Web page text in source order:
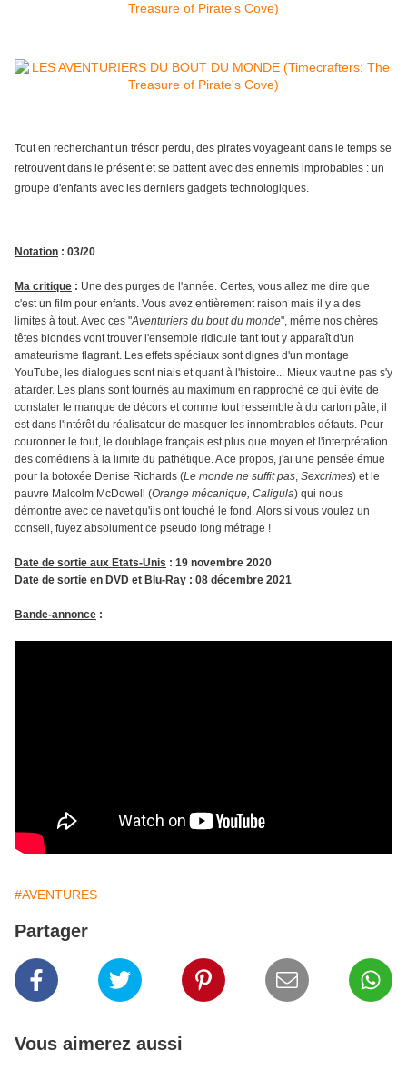
Tout en recherchant un trésor perdu, des pirates voyageant dans le temps se
retrouvent dans le présent et se battent avec des ennemis improbables : un
groupe d'enfants avec les derniers gadgets technologiques.
Notation : 03/20
Ma critique : Une des purges de l'année. Certes, vous allez me dire que
c'est un film pour enfants. Vous avez entièrement raison mais il y a des
limites à tout. Avec ces "Aventuriers du bout du monde", même nos chères
têtes blondes vont trouver l'ensemble ridicule tant tout y apparaît d'un
amateurisme flagrant. Les effets spéciaux sont dignes d'un montage
YouTube, les dialogues sont niais et quant à l'histoire... Mieux vaut ne pas s'y
attarder. Les plans sont tournés au maximum en rapproché ce qui évite de
constater le manque de décors et comme tout ressemble à du carton pâte, il
est dans l'intérêt du réalisateur de masquer les innombrables défauts. Pour
couronner le tout, le doublage français est plus que moyen et l'interprétation
des comédiens à la limite du pathétique. A ce propos, j'ai une pensée émue
pour la botoxée Denise Richards (Le monde ne suffit pas, Sexcrimes) et le
pauvre Malcolm McDowell (Orange mécanique, Caligula) qui nous
démontre avec ce navet qu'ils ont touché le fond. Alors si vous voulez un
conseil, fuyez absolument ce pseudo long métrage !
Date de sortie aux Etats-Unis : 19 novembre 2020
Date de sortie en DVD et Blu-Ray : 08 décembre 2021
Bande-annonce :
#AVENTURES
Partager
Vous aimerez aussi